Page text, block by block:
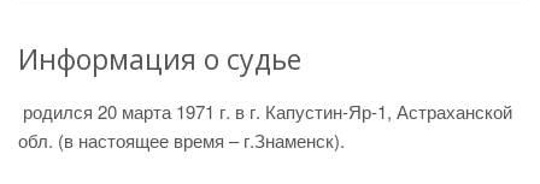
Информация о судье
родился 20 марта 1971 г. в г. Капустин-Яр-1, Астраханской
обл. (в настоящее время – г.Знаменск).